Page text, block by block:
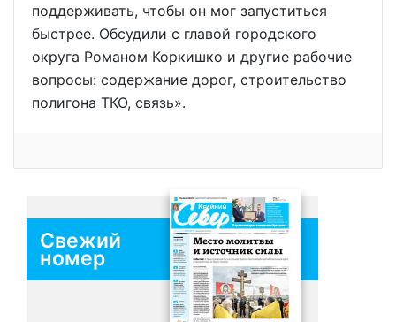
поддерживать, чтобы он мог запуститься
быстрее. Обсудили с главой городского
округа Романом Коркишко и другие рабочие
вопросы: содержание дорог, строительство
полигона ТКО, связь».
Свежий
номер